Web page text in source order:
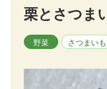
栗とさつま
野菜 さつまいも